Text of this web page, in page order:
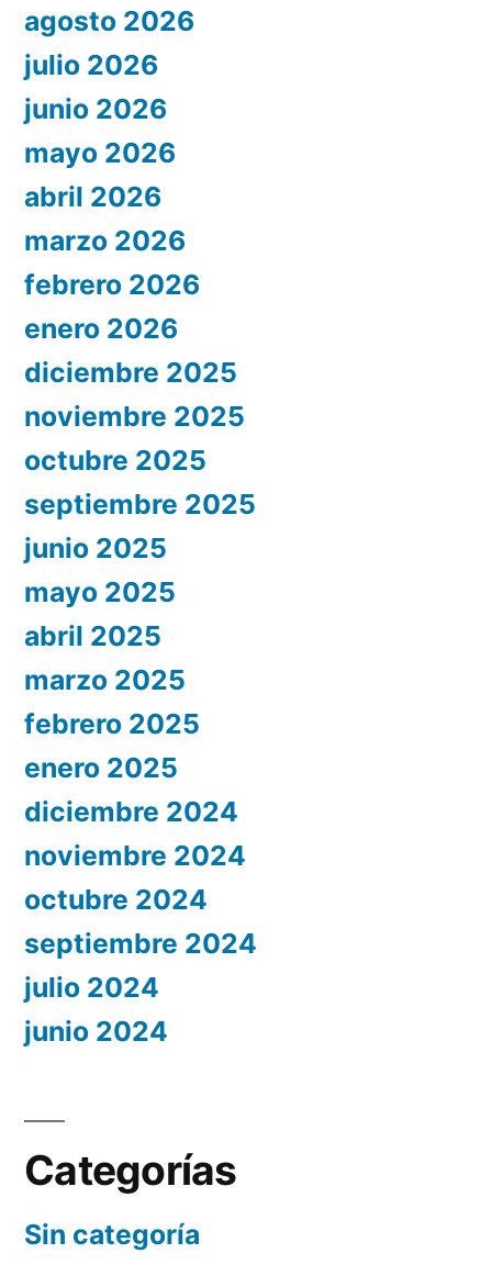
agosto 2026
julio 2026
junio 2026
mayo 2026
abril 2026
marzo 2026
febrero 2026
enero 2026
diciembre 2025
noviembre 2025
octubre 2025
septiembre 2025
junio 2025
mayo 2025
abril 2025
marzo 2025
febrero 2025
enero 2025
diciembre 2024
noviembre 2024
octubre 2024
septiembre 2024
julio 2024
junio 2024
Categorías
Sin categoría